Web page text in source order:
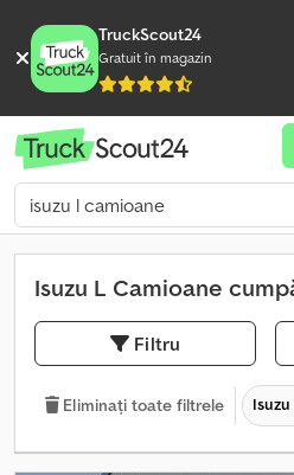
TruckScout24
Gratuit în magazin
Isuzu L Camioane
Filtru
Eliminați toate filtrele Isuzu